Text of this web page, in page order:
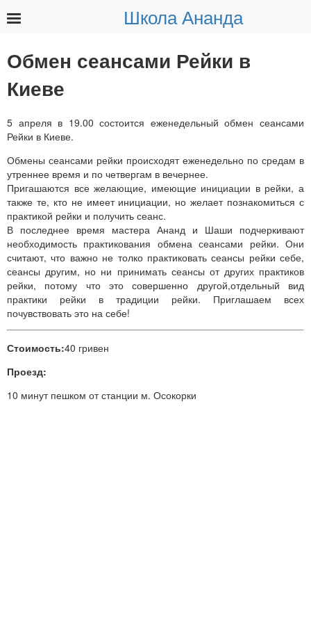
Школа Ананда
Обмен сеансами Рейки в
Киеве
5 апреля в 19.00 состоится еженедельный обмен сеансами
Рейки в Киеве.
Обмены сеансами рейки происходят еженедельно по средам в
утреннее время и по четвергам в вечернее.
Пригашаются все желающие, имеющие инициации в рейки, а
также те, кто не имеет инициации, но желает познакомиться с
практикой рейки и получить сеанс.
В последнее время мастера Ананд и Шаши подчеркивают
необходимость практикования обмена сеансами рейки. Они
считают, что важно не толко практиковать сеансы рейки себе,
сеансы другим, но ни принимать сеансы от других практиков
рейки, потому что это совершенно другой,отдельный вид
практики рейки в традиции рейки. Приглашаем всех
почувствовать это на себе!
Стоимость:40 гривен
Проезд:
10 минут пешком от станции м. Осокорки